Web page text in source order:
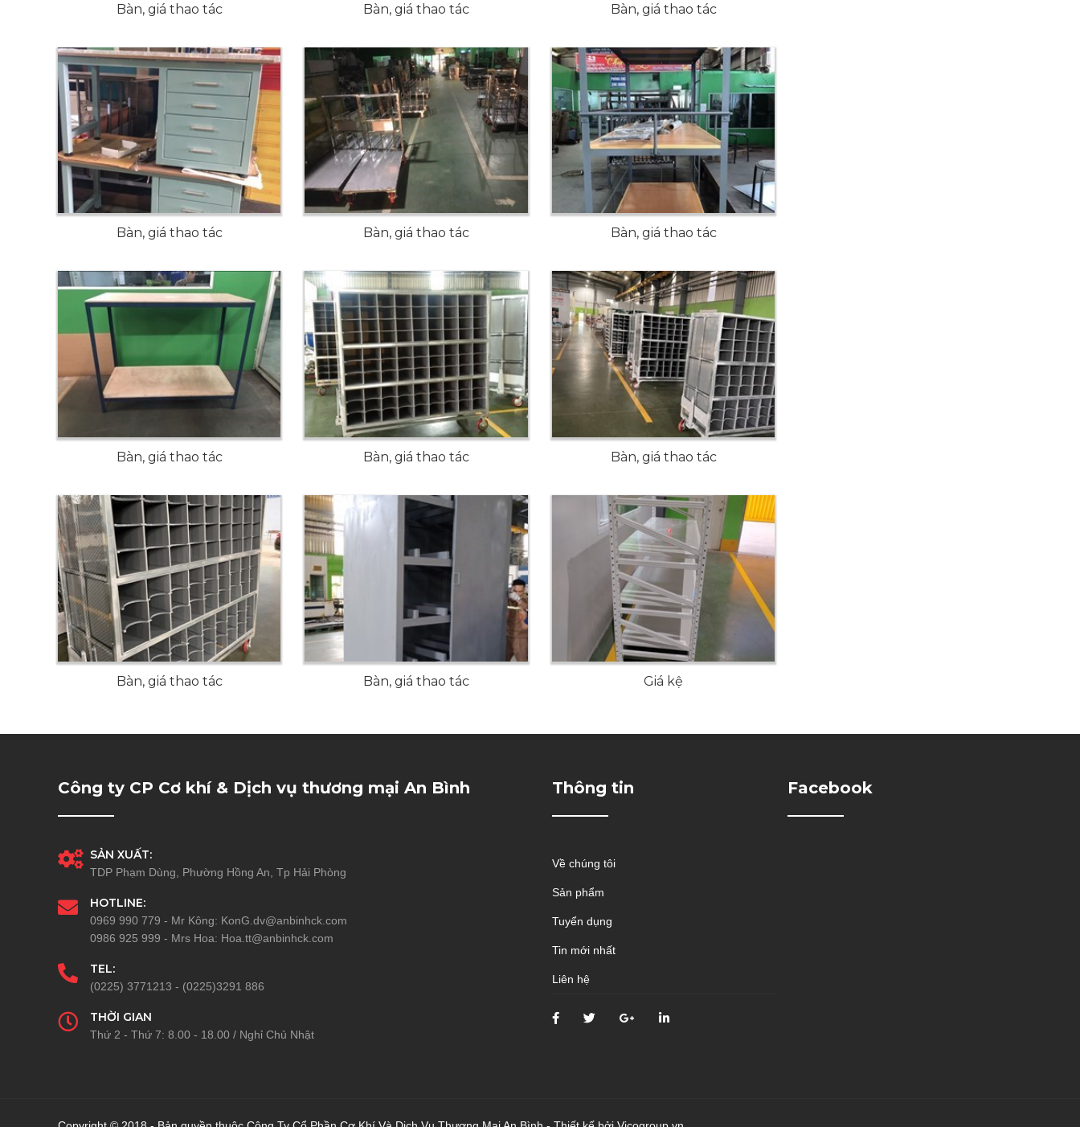
Bàn, giá thao tác Bàn, giá thao tác Bàn, giá thao tác
Bàn, giá thao tác Bàn, giá thao tác Bàn, giá thao tác
Bàn, giá thao tác Bàn, giá thao tác Bàn, giá thao tác
Bàn, giá thao tác Bàn, giá thao tác Giá kệ
Công ty CP Cơ khí & Dịch vụ thương mại An Bình
SẢN XUẤT:
TDP Phạm Dùng, Phường Hồng An, Tp Hải Phòng
HOTLINE:
0969 990 779 - Mr Kông: KonG.dv@anbinhck.com
0986 925 999 - Mrs Hoa: Hoa.tt@anbinhck.com
TEL:
(0225) 3771213 - (0225)3291 886
THỜI GIAN
Thứ 2 - Thứ 7: 8.00 - 18.00 / Nghỉ Chủ Nhật
Thông tin
Về chúng tôi
Sản phẩm
Tuyển dụng
Tin mới nhất
Liên hệ
Facebook